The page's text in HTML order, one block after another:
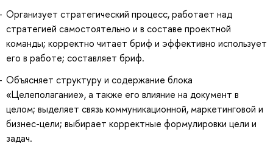
Организует стратегический процесс, работает над
стратегией самостоятельно и в составе проектной
команды; корректно читает бриф и эффективно использует
его в работе; составляет бриф.
Объясняет структуру и содержание блока
«Целеполагание», а также его влияние на документ в
целом; выделяет связь коммуникационной, маркетинговой и
бизнес-цели; выбирает корректные формулировки цели и
задач.